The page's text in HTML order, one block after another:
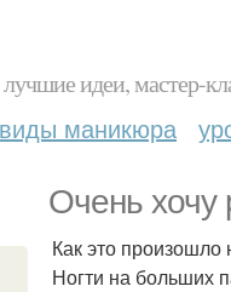
лучшие идеи, мастер-
виды маникюра
Очень хочу
Как это произошло
Ногти на больших